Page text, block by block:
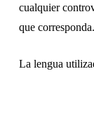
cualquier
que corresponda.
La lengua